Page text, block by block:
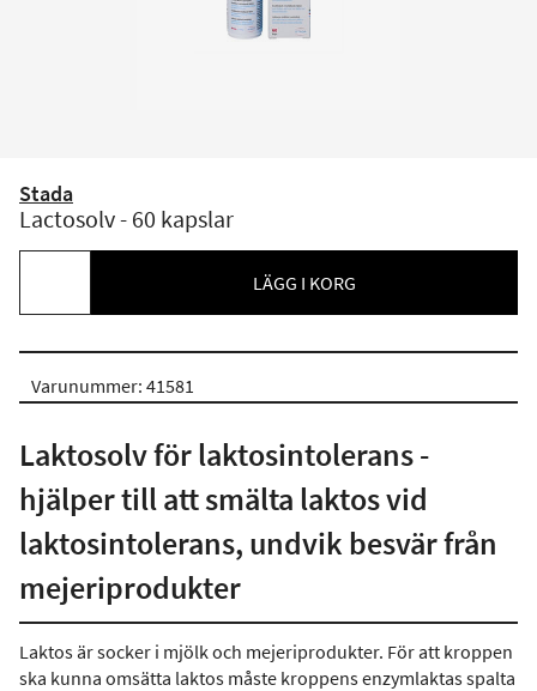
Stada
Lactosolv - 60 kapslar
LÄGG I KORG
Varunummer: 41581
Laktosolv för laktosintolerans -
hjälper till att smälta laktos vid
laktosintolerans, undvik besvär från
mejeriprodukter
Laktos är socker i mjölk och mejeriprodukter. För att kroppen
ska kunna omsätta laktos måste kroppens enzymlaktas spalta